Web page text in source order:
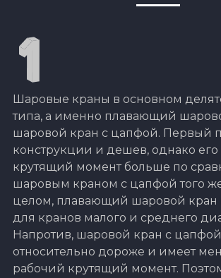
Шаровые краны в основном
типа, а именно плавающий
шаровой кран с цапфой. Первый
конструкции и дешев, однако
крутящий момент больше по
шаровым краном с цапфой того
целом, плавающий шаровой кран
для кранов малого и среднего
Напротив, шаровой кран с цапфой
относительно дороже и имеет
рабочий крутящий момент.